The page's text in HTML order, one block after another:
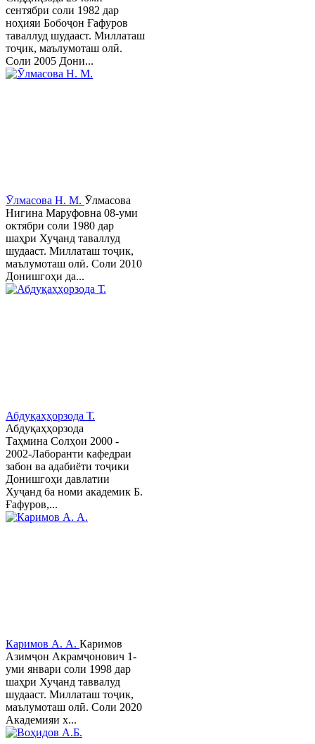
сентябри соли 1982 дар
ноҳияи Бобоҷон Ғафуров
таваллуд шудааст. Миллаташ
тоҷик, маълумоташ олӣ.
Соли 2005 Дони...
Ӯлмасова Н. М. Ӯлмасова
Нигина Маруфовна 08-уми
октябри соли 1980 дар
шаҳри Хуҷанд таваллуд
шудааст. Миллаташ тоҷик,
маълумоташ олӣ. Соли 2010
Донишгоҳи да...
Абдуқаҳҳорзода Т.
Абдуқаҳҳорзода
Таҳмина Солҳои 2000 -
2002-Лаборанти кафедраи
забон ва адабиёти тоҷики
Донишгоҳи давлатии
Хуҷанд ба номи академик Б.
Ғафуров,...
Каримов А. А. Каримов
Азимҷон Акрамҷонович 1-
уми январи соли 1998 дар
шаҳри Хуҷанд таввалуд
шудааст. Миллаташ тоҷик,
маълумоташ олӣ. Соли 2020
Академияи х...